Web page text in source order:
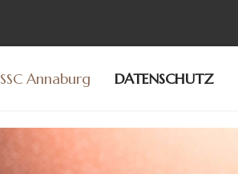
SSC Annaburg DATENSCHUTZ